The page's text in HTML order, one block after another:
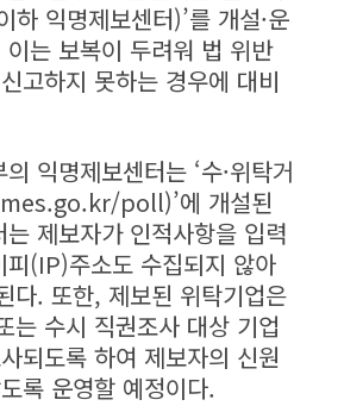
하 익명제보센터)’를 개설·운
는 보복이 두려워 법 위반
고하지 못하는 경우에 대비
익명제보센터는 ‘수·위탁거
poll)’에 개설된
제보자가 인적사항을 입력
(IP)주소도 수집되지 않아
다. 또한, 제보된 위탁기업은
는 수시 직권조사 대상 기업
되도록 하여 제보자의 신원
록 운영할 예정이다.